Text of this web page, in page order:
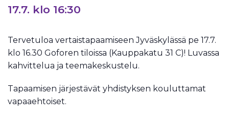
17.7. klo 16:30
Tervetuloa vertaistapaamiseen Jyväskylässä pe 17.7.
klo 16.30 Goforen tiloissa (Kauppakatu 31 C)! Luvassa
kahvittelua ja teemakeskustelu.
Tapaamisen järjestävät yhdistyksen kouluttamat
vapaaehtoiset.